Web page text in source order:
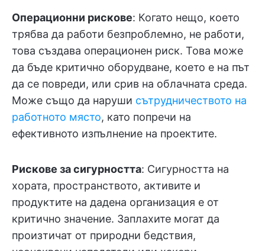
Операционни рискове: Когато нещо, което
трябва да работи безпроблемно, не работи,
това създава операционен риск. Това може
да бъде критично оборудване, което е на път
да се повреди, или срив на облачната среда.
Може също да наруши сътрудничеството на
работното място, като попречи на
ефективното изпълнение на проектите.
Рискове за сигурността: Сигурността на
хората, пространството, активите и
продуктите на дадена организация е от
критично значение. Заплахите могат да
произтичат от природни бедствия,